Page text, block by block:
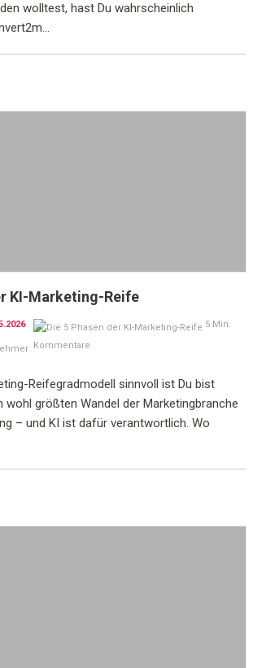
wolltest, hast Du wahrscheinlich
KI-Marketing-Reife
5 Min.
Kommentare
Reifegradmodell sinnvoll ist Du bist
wohl größten Wandel der Marketingbranche
– und KI ist dafür verantwortlich. Wo